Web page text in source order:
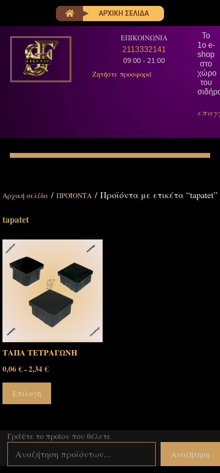
ΑΡΧΙΚΗ ΣΕΛΙΔΑ
ΕΠΙΚΟΙΝΩΝΙΑ
2113332141
09:00 - 21:00
Ζητήστε προσφορά
Το
1ο e-
shop
στο
χώρο
του
Αρχική σελίδα / ΠΡΟΪΟΝΤΑ / Προϊόντα με ετικέτα “tapatet”
tapatet
ΤΑΠΑ ΤΕΤΡΑΓΩΝΗ
0,06€–2,34€
Επιλογή
Γράψτε το προϊον που θέλετε
Αναζήτηση